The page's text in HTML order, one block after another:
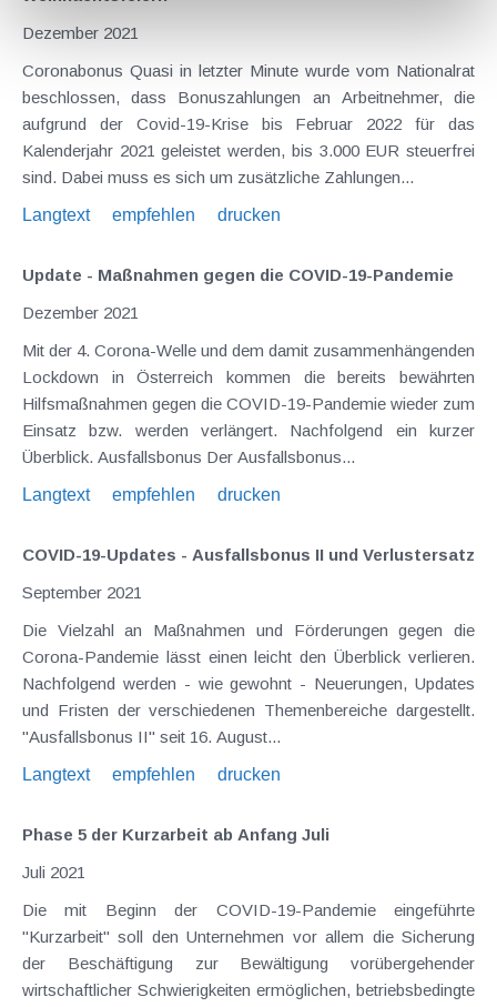
Dezember 2021
Coronabonus Quasi in letzter Minute wurde vom Nationalrat
beschlossen, dass Bonuszahlungen an Arbeitnehmer, die
aufgrund der Covid-19-Krise bis Februar 2022 für das
Kalenderjahr 2021 geleistet werden, bis 3.000 EUR steuerfrei
sind. Dabei muss es sich um zusätzliche Zahlungen...
Langtext
empfehlen drucken
Update - Maßnahmen gegen die COVID-19-Pandemie
Dezember 2021
Mit der 4. Corona-Welle und dem damit zusammenhängenden
Lockdown in Österreich kommen die bereits bewährten
Hilfsmaßnahmen gegen die COVID-19-Pandemie wieder zum
Einsatz bzw. werden verlängert. Nachfolgend ein kurzer
Überblick. Ausfallsbonus Der Ausfallsbonus...
Langtext
empfehlen drucken
COVID-19-Updates - Ausfallsbonus II und Verlustersatz
September 2021
Die Vielzahl an Maßnahmen und Förderungen gegen die
Corona-Pandemie lässt einen leicht den Überblick verlieren.
Nachfolgend werden - wie gewohnt - Neuerungen, Updates
und Fristen der verschiedenen Themenbereiche dargestellt.
"Ausfallsbonus II" seit 16. August...
Langtext
empfehlen drucken
Phase 5 der Kurzarbeit ab Anfang Juli
Juli 2021
Die mit Beginn der COVID-19-Pandemie eingeführte
"Kurzarbeit" soll den Unternehmen vor allem die Sicherung
der Beschäftigung zur Bewältigung vorübergehender
wirtschaftlicher Schwierigkeiten ermöglichen, betriebsbedingte